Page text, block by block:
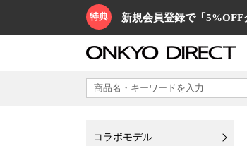
特典 新規会員登録で「5%OFF
コラボモデル